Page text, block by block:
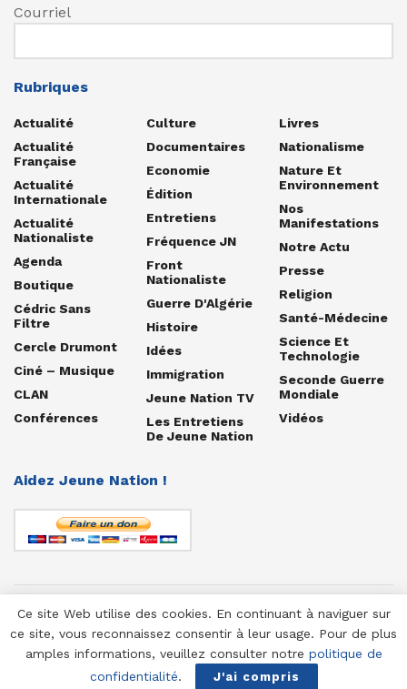
Courriel
Rubriques
Actualité
Actualité
Française
Actualité
Internationale
Actualité
Nationaliste
Agenda
Boutique
Cédric Sans
Filtre
Cercle Drumont
Ciné – Musique
CLAN
Conférences
Culture
Documentaires
Economie
Édition
Entretiens
Fréquence JN
Front
Nationaliste
Guerre D'Algérie
Histoire
Idées
Immigration
Jeune Nation TV
Les Entretiens
De Jeune Nation
Livres
Nationalisme
Nature Et
Environnement
Nos
Manifestations
Notre Actu
Presse
Religion
Santé-Médecine
Science Et
Technologie
Seconde Guerre
Mondiale
Vidéos
Aidez Jeune Nation !
© 1958-2025 Jeune Nation
Ce site Web utilise des cookies. En continuant à naviguer sur
ce site, vous reconnaissez consentir à leur usage. Pour de plus
amples informations, veuillez consulter notre politique de
confidentialité. J'ai compris